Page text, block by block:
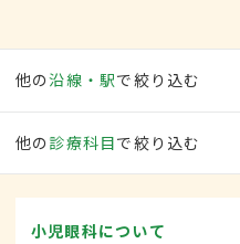
他の沿線・駅で絞り込む
他の 診療科目で絞り込む
小児眼科について